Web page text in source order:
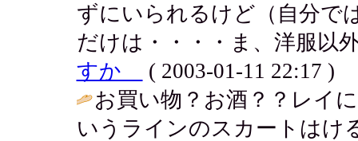
ずにいられるけど（自分で
だけは・・・・ま、洋服以
すか
( 2003-01-11 22:17 )
お買い物？お酒？？レイ
いうラインのスカートはけ